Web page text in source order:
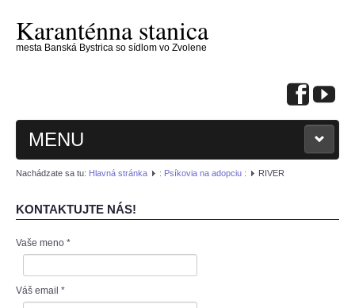
Karanténna stanica
mesta Banská Bystrica so sídlom vo Zvolene
MENU
: KONTAKTUJTE NÁS :
: PSÍKOVIA NA ADOPCIU :
Nachádzate sa tu: Hlavná stránka : Psíkovia na adopciu : RIVER
KONTAKTUJTE NÁS!
Vaše meno *
Váš email *